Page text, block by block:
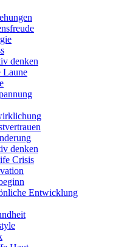
denken
Laune
denken
Crisis
Entwicklung